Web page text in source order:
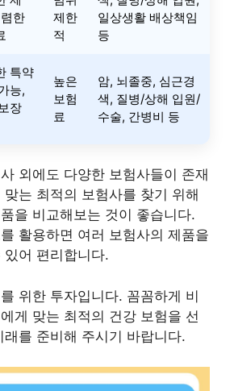
한
제한
적
일상생활 배상책임
등
특약
능,
장
높은
보험
료
암, 뇌졸중, 심근경
색, 질병/상해 입원/
수술, 간병비 등
외에도 다양한 보험사들이 존재
는 최적의 보험사를 찾기 위해
을 비교해보는 것이 좋습니다.
활용하면 여러 보험사의 제품을
어 편리합니다.
위한 투자입니다. 꼼꼼하게 비
게 맞는 최적의 건강 보험을 선
를 준비해 주시기 바랍니다.